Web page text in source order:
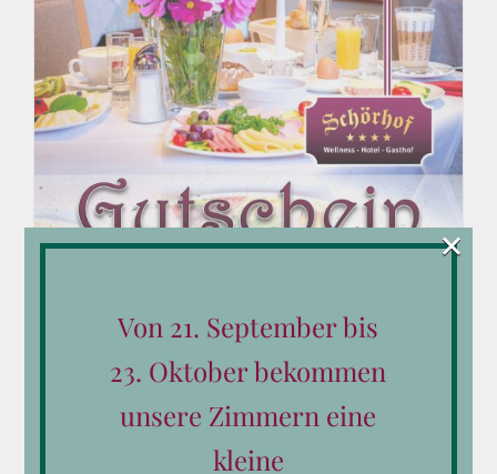
Von 21. September bis
23. Oktober bekommen
unsere Zimmern eine
kleine
×